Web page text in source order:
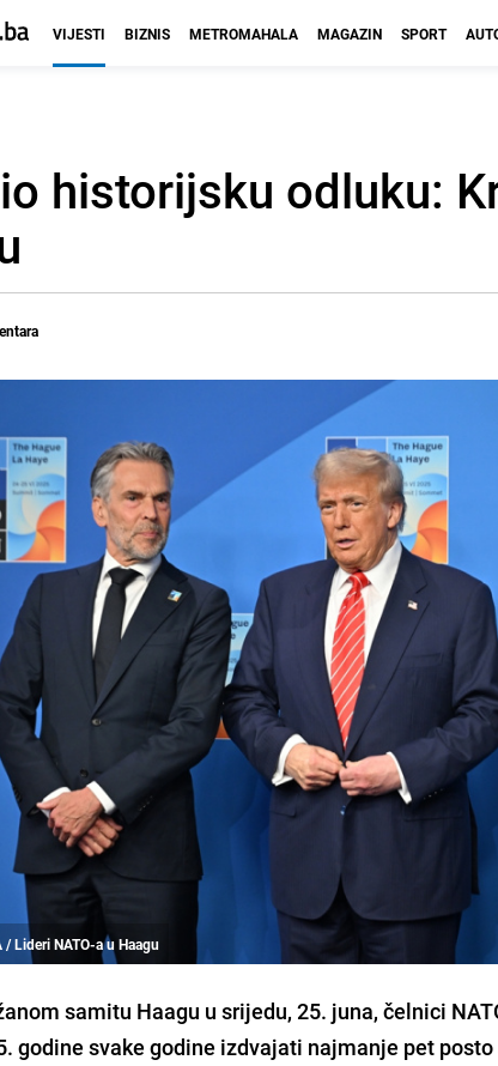
VIJESTI BIZNIS METROMAHALA MAGAZIN SPORT
historijsku odluku:
/ Lideri NATO-a u Haagu
samitu Haagu u srijedu, 25. juna, čelnici
godine svake godine izdvajati najmanje pet